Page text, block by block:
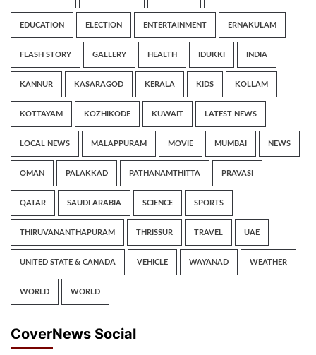
EDUCATION ELECTION ENTERTAINMENT ERNAKULAM
FLASH STORY GALLERY HEALTH IDUKKI INDIA
KANNUR KASARAGOD KERALA KIDS KOLLAM
KOTTAYAM KOZHIKODE KUWAIT LATEST NEWS
LOCAL NEWS MALAPPURAM MOVIE MUMBAI NEWS
OMAN PALAKKAD PATHANAMTHITTA PRAVASI
QATAR SAUDI ARABIA SCIENCE SPORTS
THIRUVANANTHAPURAM THRISSUR TRAVEL UAE
UNITED STATE & CANADA VEHICLE WAYANAD WEATHER
WORLD WORLD
CoverNews Social